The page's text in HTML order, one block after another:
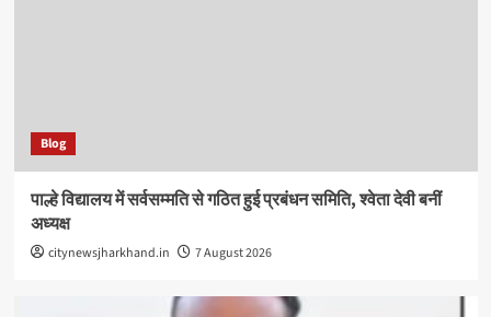
Blog
पाल्हे विद्यालय में सर्वसम्मति से गठित हुई प्रबंधन समिति, श्वेता देवी बनीं
अध्यक्ष
citynewsjharkhand.in 7 August 2026